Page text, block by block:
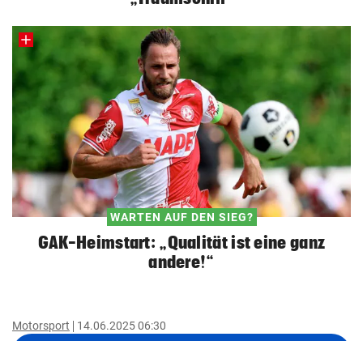
WARTEN AUF DEN SIEG?
GAK-Heimstart: „Qualität ist eine ganz
andere!“
Motorsport 14.06.2025 06:30